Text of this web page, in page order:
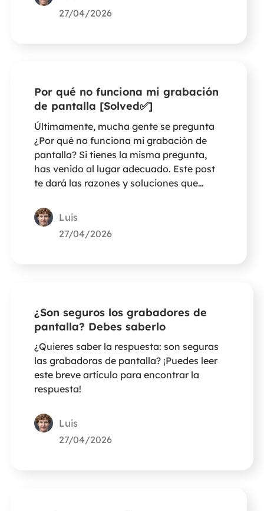
27/04/2026
Por qué no funciona mi grabación
de pantalla [Solved✅]
Últimamente, mucha gente se pregunta
¿Por qué no funciona mi grabación de
pantalla? Si tienes la misma pregunta,
has venido al lugar adecuado. Este post
te dará las razones y soluciones que
Luis
27/04/2026
¿Son seguros los grabadores de
pantalla? Debes saberlo
¿Quieres saber la respuesta: son seguras
las grabadoras de pantalla? ¡Puedes leer
este breve artículo para encontrar la
respuesta!
Luis
27/04/2026